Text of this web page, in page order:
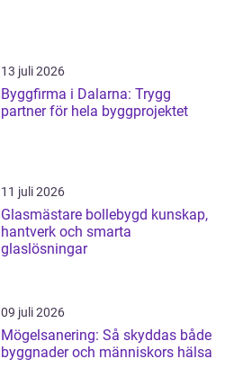
13 juli 2026
Byggfirma i Dalarna: Trygg
partner för hela byggprojektet
11 juli 2026
Glasmästare bollebygd kunskap,
hantverk och smarta
glaslösningar
09 juli 2026
Mögelsanering: Så skyddas både
byggnader och människors hälsa